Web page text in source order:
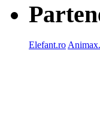
Elefant.ro